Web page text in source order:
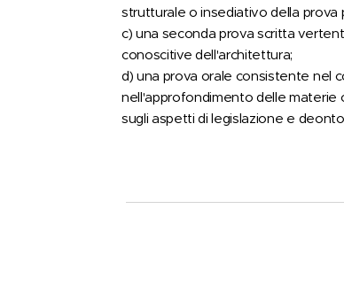
strutturale o insediativo della prova
c) una seconda prova scritta
conoscitive dell'architettura;
d) una prova orale consistente nel
nell'approfondimento delle
sugli aspetti di legislazione e